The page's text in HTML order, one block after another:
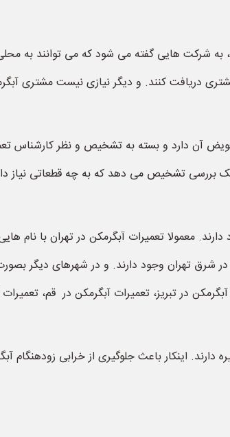
به شرکت هایی گفته می شود که می توانند
دریافت کنند. و دیگر نیازی نیست مشتری
تعویض آن دارد و بسته به تشخیص و نظر
بررسی تشخیص می دهد که به چه قطعاتی نیاز
معمولا تعمیرات آبگرمکن در تهران با نام
شرق تهران وجود دارند. و در شهرهای دیگر
در تبریز، تعمیرات آبگرمکن در قم،
اینکار باعث جلوگیری از خرابی زودهنگام